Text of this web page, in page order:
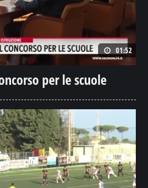
01:52
per le scuole